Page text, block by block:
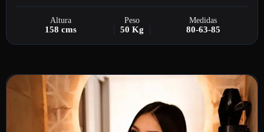
Altura Peso Medidas
158 cms 50 Kg 80-63-85